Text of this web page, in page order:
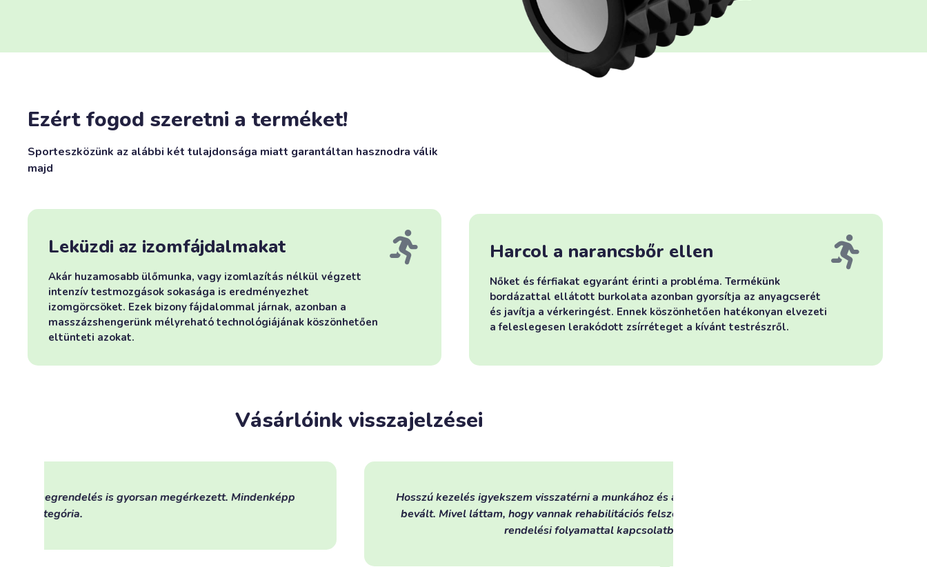
Ezért fogod szeretni a terméket!
Sporteszközünk az alábbi két tulajdonsága miatt garantáltan hasznodra válik
majd
Leküzdi az izomfájdalmakat
Akár huzamosabb ülőmunka, vagy izomlazítás nélkül végzett
intenzív testmozgások sokasága is eredményezhet
izomgörcsöket. Ezek bizony fájdalommal járnak, azonban a
masszázshengerünk mélyreható technológiájának köszönhetően
eltünteti azokat.
Harcol a narancsbőr ellen
Nőket és férfiakat egyaránt érinti a probléma. Termékünk
bordázattal ellátott burkolata azonban gyorsítja az anyagcserét
és javítja a vérkeringést. Ennek köszönhetően hatékonyan elvezeti
a feleslegesen lerakódott zsírréteget a kívánt testrészről.
Vásárlóink visszajelzései
Hosszú kezelés igyekszem visszatérni a munkához és a nagybetűs élethez. A vitaminokat már szedem, az
bevált. Mivel láttam, hogy vannak rehabilitációs felszerelések rendeltem többet is lábam erősítésére. A
rendelési folyamattal kapcsolatban minden ok volt. Köszönöm.